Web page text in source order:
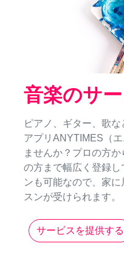
音楽のサ
ピアノ、ギター、歌
アプリANYTIMES（
ませんか？プロの方
の方まで幅広く登録
ンも可能なので、家
スンが受けられます。
サービスを提供する